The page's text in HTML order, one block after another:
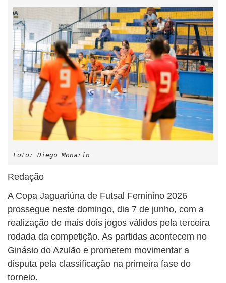
Foto: Diego Monarin
Redação
A Copa Jaguariúna de Futsal Feminino 2026
prossegue neste domingo, dia 7 de junho, com a
realização de mais dois jogos válidos pela terceira
rodada da competição. As partidas acontecem no
Ginásio do Azulão e prometem movimentar a
disputa pela classificação na primeira fase do
torneio.